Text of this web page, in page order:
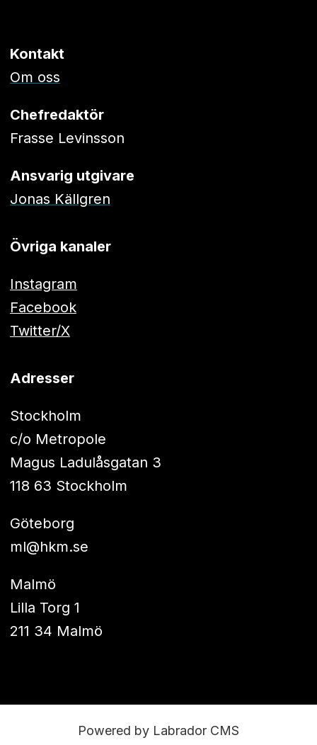
Kontakt
Om oss
Chefredaktör
Frasse Levinsson
Ansvarig utgivare
Jonas Källgren
Övriga kanaler
Instagram
Facebook
Twitter/X
Adresser
Stockholm
c/o Metropole
Magus Ladulåsgatan 3
118 63 Stockholm
Göteborg
ml@hkm.se
Malmö
Lilla Torg 1
211 34 Malmö
Powered by Labrador CMS